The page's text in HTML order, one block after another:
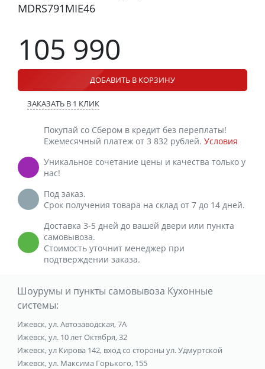
MDRS791MIE46
105 990
ДОБАВИТЬ В КОРЗИНУ
ЗАКАЗАТЬ В 1 КЛИК
Покупай со Сбером в кредит без переплаты!
Ежемесячный платеж от 3 832 рублей. Условия
Уникальное сочетание цены и качества только у
нас!
Под заказ.
Срок получения товара на склад от 7 до 14 дней.
Доставка 3-5 дней до вашей двери или пункта
самовывоза.
Стоимость уточнит менеджер при
подтверждении заказа.
Шоурумы и пункты самовывоза Кухонные
системы:
Ижевск, ул. Автозаводская, 7А
Ижевск, ул. 10 лет Октября, 32
Ижевск, ул Кирова 142, вход со стороны ул. Удмуртской
Ижевск, ул. Максима Горького, 155